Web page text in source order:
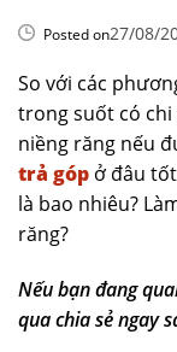
Posted on27/08/
So với các
trong suốt có chi
niềng răng nếu
trả góp ở đâu
là bao nhiêu?
răng?
Nếu bạn đang
qua chia sẻ ngay